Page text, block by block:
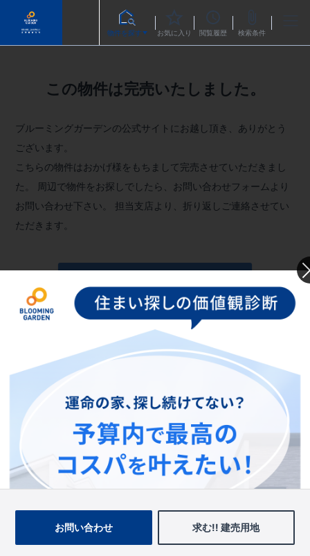
物件を探す お気に入り 閲覧履歴 検索条件
この物件は完売いたしました。
ブルーミングガーデンの公式サイトにお越し頂き、ありがとう
ございます。
こちらの物件はおかげ様をもちまして完売させていただきまし
た。
周辺で物件をお探しでしたら、お問い合わせフォームより
お問い合わせ下さい。
担当支店より、折り返しご連絡させてい
ただきます。
お問い合わせフォームへ
この物件を見ている人に
おすすめの物件
お問い合わせ 求む!! 建売用地